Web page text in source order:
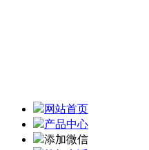
网站首页
产品中心
添加微信